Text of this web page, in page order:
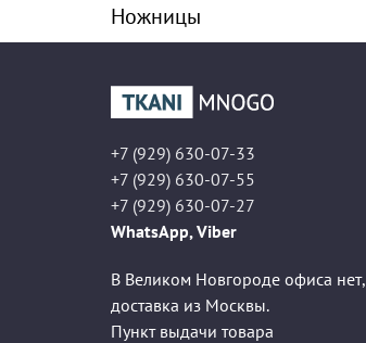
Ножницы
+7 (929) 630-07-33
+7 (929) 630-07-55
+7 (929) 630-07-27
WhatsApp, Viber
В Великом Новгороде офиса нет,
доставка из Москвы.
Пункт выдачи товара